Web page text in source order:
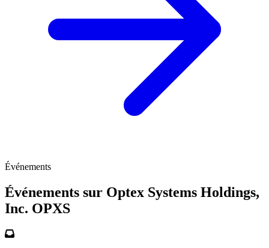
Événements
Événements sur Optex Systems Holdings,
Inc. OPXS